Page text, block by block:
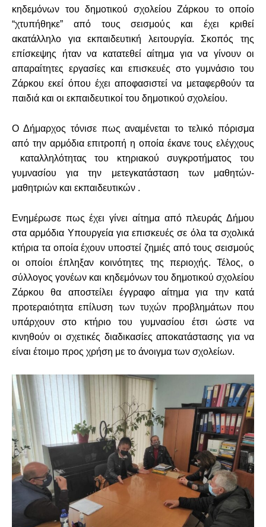
κηδεμόνων του δημοτικού σχολείου Ζάρκου το οποίο
“χτυπήθηκε” από τους σεισμούς και έχει κριθεί
ακατάλληλο για εκπαιδευτική λειτουργία. Σκοπός της
επίσκεψης ήταν να κατατεθεί αίτημα για να γίνουν οι
απαραίτητες εργασίες και επισκευές στο γυμνάσιο του
Ζάρκου εκεί όπου έχει αποφασιστεί να μεταφερθούν τα
παιδιά και οι εκπαιδευτικοί του δημοτικού σχολείου.
Ο Δήμαρχος τόνισε πως αναμένεται το τελικό πόρισμα
από την αρμόδια επιτροπή η οποία έκανε τους ελέγχους
καταλληλότητας του κτηριακού συγκροτήματος του
γυμνασίου για την μετεγκατάσταση των μαθητών-
μαθητριών και εκπαιδευτικών .
Ενημέρωσε πως έχει γίνει αίτημα από πλευράς Δήμου
στα αρμόδια Υπουργεία για επισκευές σε όλα τα σχολικά
κτήρια τα οποία έχουν υποστεί ζημιές από τους σεισμούς
οι οποίοι έπληξαν κοινότητες της περιοχής. Τέλος, ο
σύλλογος γονέων και κηδεμόνων του δημοτικού σχολείου
Ζάρκου θα αποστείλει έγγραφο αίτημα για την κατά
προτεραιότητα επίλυση των τυχών προβλημάτων που
υπάρχουν στο κτήριο του γυμνασίου έτσι ώστε να
κινηθούν οι σχετικές διαδικασίες αποκατάστασης για να
είναι έτοιμο προς χρήση με το άνοιγμα των σχολείων.